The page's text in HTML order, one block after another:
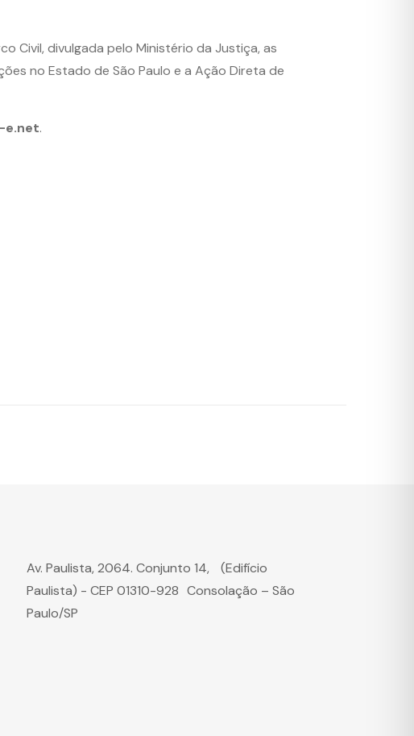
Civil, divulgada pelo Ministério da Justiça, as
no Estado de São Paulo e a Ação Direta de
e.net.
Av. Paulista, 2064. Conjunto 14, (Edifício
Paulista) - CEP 01310-928 Consolação – São
Paulo/SP